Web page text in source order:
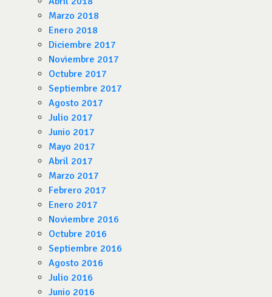
Marzo 2018
Enero 2018
Diciembre 2017
Noviembre 2017
Octubre 2017
Septiembre 2017
Agosto 2017
Julio 2017
Junio 2017
Mayo 2017
Abril 2017
Marzo 2017
Febrero 2017
Enero 2017
Noviembre 2016
Octubre 2016
Septiembre 2016
Agosto 2016
Julio 2016
Junio 2016